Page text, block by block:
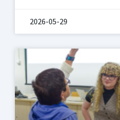
2026-05-29